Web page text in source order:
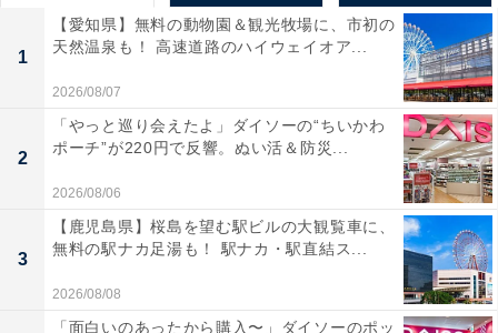
「四川風麻婆豆腐」はしびれる辛さを再現
1
【愛知県】無料の動物園＆観光牧場に、市初の
天然温泉も！ 高速道路のハイウェイオア...
2026/08/07
2
「やっと巡り会えたよ」ダイソーの“ちいかわ
ポーチ”が220円で反響。ぬい活＆防災...
2026/08/06
3
【鹿児島県】桜島を望む駅ビルの大観覧車に、
無料の駅ナカ足湯も！ 駅ナカ・駅直結ス...
2026/08/08
「面白いのあったから購入〜」ダイソーのポッ